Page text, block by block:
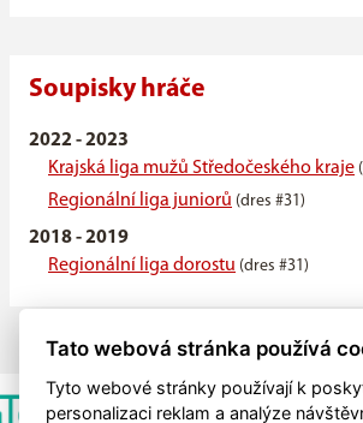
Soupisky hráče
2022 - 2023
Krajská liga mužů Středočeského kraje
Regionální liga juniorů (dres #31)
2018 - 2019
Regionální liga dorostu (dres #31)
Tato webová stránka používá
Tyto webové stránky používají k
personalizaci reklam a analýze